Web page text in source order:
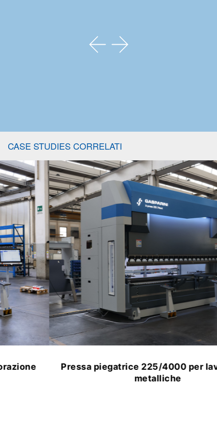
CASE STUDIES CORRELATI
Pressa piegatrice 225/4000 per lavorazioni